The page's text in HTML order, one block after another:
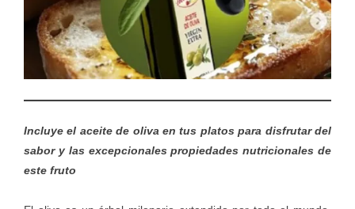
Incluye el aceite de oliva en tus platos para disfrutar del
sabor y las excepcionales propiedades nutricionales de
este fruto